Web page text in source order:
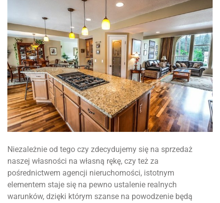
Niezależnie od tego czy zdecydujemy się na sprzedaż
naszej własności na własną rękę, czy też za
pośrednictwem agencji nieruchomości, istotnym
elementem staje się na pewno ustalenie realnych
warunków, dzięki którym szanse na powodzenie będą